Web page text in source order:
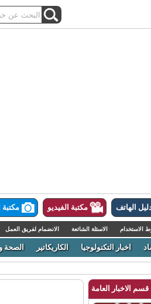
الهاتف مكتبة الفيديو مكتبة
الاسئلة الشائعة الانضمام لفريق العمل
اخبار التكنولوجيا الكاريكاتير الصحة و
الاخبار العامة